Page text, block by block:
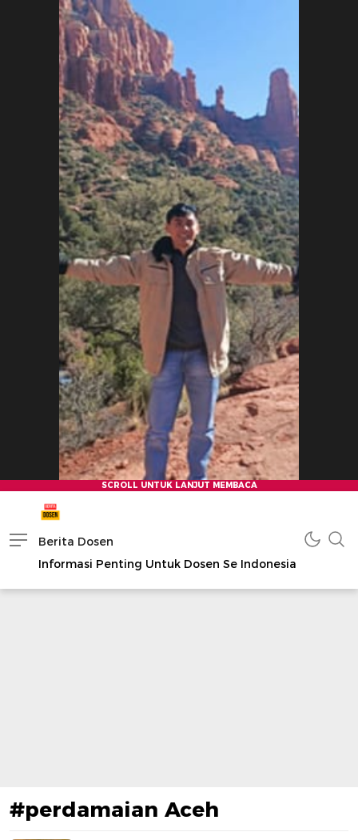
Berita Dosen
Informasi Penting Untuk Dosen Se Indonesia
#perdamaian Aceh